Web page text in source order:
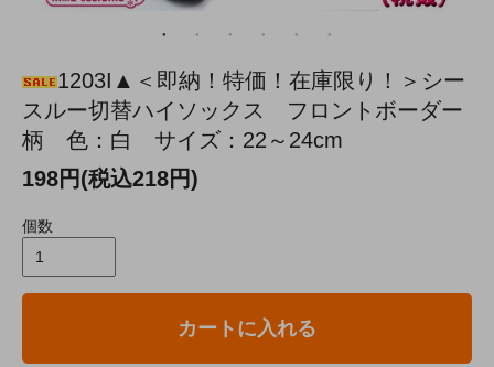
1203I▲＜即納！特価！在庫限り！＞シー
スルー切替ハイソックス フロントボーダー
柄 色：白 サイズ：22～24cm
198円(税込218円)
個数
カートに入れる